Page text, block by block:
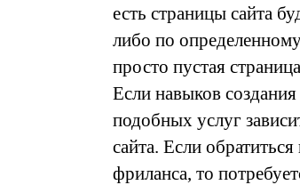
есть страницы сайта
либо по
просто пустая
Если навыков
подобных услуг
сайта. Если
фриланса, то